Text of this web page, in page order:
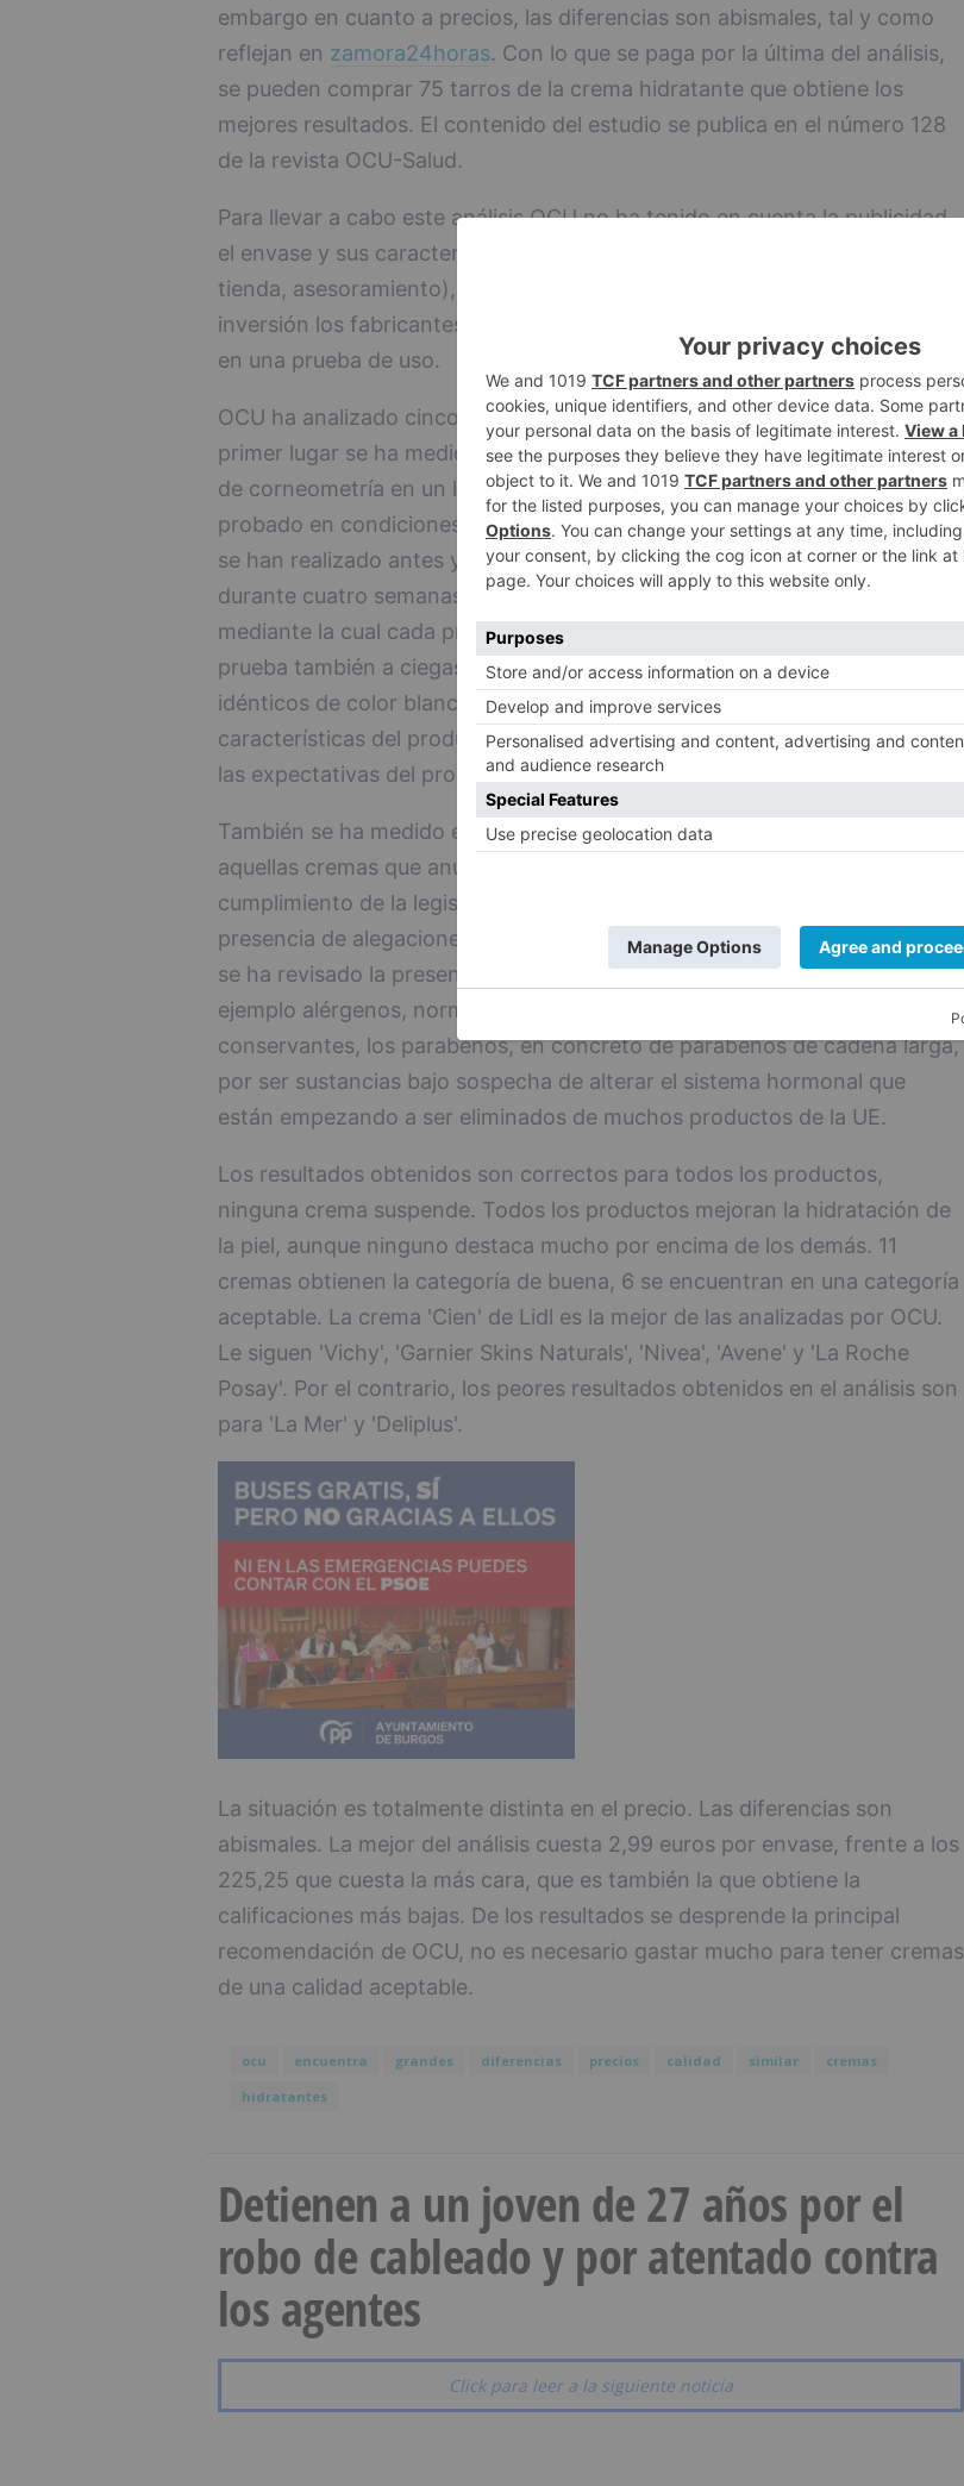
embargo en cuanto a precios, las diferencias son abismales, tal y como
reflejan en zamora24horas. Con lo que se paga por la última del análisis,
se pueden comprar 75 tarros de la crema hidratante que obtiene los
mejores resultados. El contenido del estudio se publica en el número 128
de la revista OCU-Salud.
Para llevar a cabo este análisis OCU no ha tenido en cuenta la publicidad,
el envase y sus características o las condiciones de venta (ubicación en
tienda, asesoramiento), circunstancias estas a las que dedican una gran
inversión los fabricantes pero que no se pueden medir en un laboratorio o
en una prueba de uso.
OCU ha analizado cinco características de las cremas hidratantes. En
primer lugar se ha medido su eficacia en la hidratación mediante un test
de corneometría en un laboratorio especializado, cada producto fue
probado en condiciones de "ciego" por veinte voluntarias. Las mediciones
se han realizado antes y después de la aplicación de los productos
durante cuatro semanas. Después se ha realizado una prueba de uso,
mediante la cual cada producto fue probado por treinta usuarias, con una
prueba también a ciegas en la que recibieron las muestras en tarros
idénticos de color blanco, de esta forma se valoran objetivamente las
características del producto sin dejarse llevar por la publicidad, la marca o
las expectativas del producto.
También se ha medido el factor de protección solar, únicamente de
aquellas cremas que anunciaban su contenido. Se ha evaluado el
cumplimiento de la legislación europea en materia de etiquetado y la
presencia de alegaciones innecesarias o vacías de contenido. Por último
se ha revisado la presencia de sustancias que OCU recomienda evitar, por
ejemplo alérgenos, normalmente utilizados como fragancias, y unos
conservantes, los parabenos, en concreto de parabenos de cadena larga,
por ser sustancias bajo sospecha de alterar el sistema hormonal que
están empezando a ser eliminados de muchos productos de la UE.
Los resultados obtenidos son correctos para todos los productos,
ninguna crema suspende. Todos los productos mejoran la hidratación de
la piel, aunque ninguno destaca mucho por encima de los demás. 11
cremas obtienen la categoría de buena, 6 se encuentran en una categoría
aceptable. La crema 'Cien' de Lidl es la mejor de las analizadas por OCU.
Le siguen 'Vichy', 'Garnier Skins Naturals', 'Nivea', 'Avene' y 'La Roche
Posay'. Por el contrario, los peores resultados obtenidos en el análisis son
para 'La Mer' y 'Deliplus'.
La situación es totalmente distinta en el precio. Las diferencias son
abismales. La mejor del análisis cuesta 2,99 euros por envase, frente a los
225,25 que cuesta la más cara, que es también la que obtiene la
calificaciones más bajas. De los resultados se desprende la principal
recomendación de OCU, no es necesario gastar mucho para tener cremas
de una calidad aceptable.
ocu encuentra grandes diferencias precios calidad similar
cremas
hidratantes
Detienen a un joven de 27 años por el
robo de cableado y por atentado contra
los agentes
Click para leer a la siguiente noticia